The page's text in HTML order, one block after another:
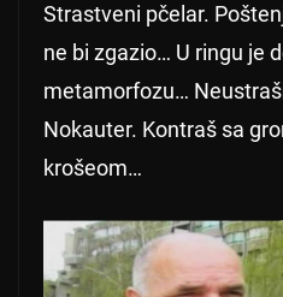
Strastveni pčelar.
ne bi zgazio… U ringu je
metamorfozu…
Nokauter. Kontraš sa
krošeom…